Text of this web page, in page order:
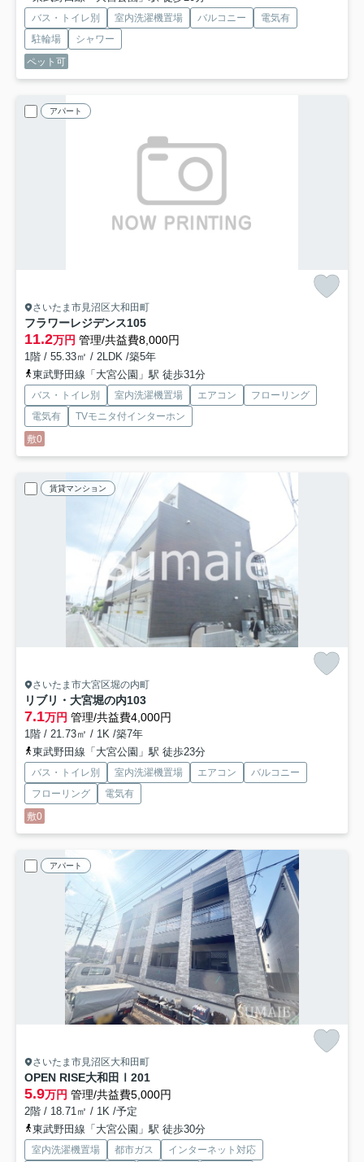
バス・トイレ別 室内洗濯機置場 バルコニー
電気有
駐輪場
シャワー
ペット可
アパート
さいたま市見沼区大和田町
フラワーレジデンス105
11.2万円 管理/共益費8,000円
1階 / 55.33㎡ / 2LDK /築5年
東武野田線「大宮公園」駅 徒歩31分
バス・トイレ別 室内洗濯機置場 エアコン
フローリング
電気有
TVモニタ付インターホン
敷0
賃貸マンション
さいたま市大宮区堀の内町
リブリ・大宮堀の内103
7.1万円 管理/共益費4,000円
1階 / 21.73㎡ / 1K /築7年
東武野田線「大宮公園」駅 徒歩23分
バス・トイレ別 室内洗濯機置場 エアコン
バルコニー
フローリング
電気有
敷0
アパート
さいたま市見沼区大和田町
OPEN RISE大和田Ⅰ 201
5.9万円 管理/共益費5,000円
2階 / 18.71㎡ / 1K /予定
東武野田線「大宮公園」駅 徒歩30分
室内洗濯機置場 都市ガス
インターネット対応